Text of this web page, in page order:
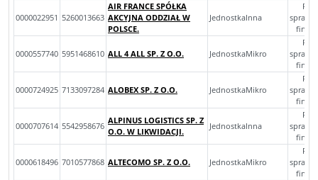
0000022951 5260013663
AIR FRANCE SPÓŁKA
AKCYJNA ODDZIAŁ W
POLSCE.
JednostkaInna
0000557740 5951468610 ALL 4 ALL SP. Z O.O. JednostkaMikro
0000724925 7133097284 ALOBEX SP. Z O.O. JednostkaMikro
0000707614 5542958676
ALPINUS LOGISTICS SP. Z
O.O. W LIKWIDACJI.
JednostkaInna
0000618496 7010577868 ALTECOMO SP. Z O.O. JednostkaMikro